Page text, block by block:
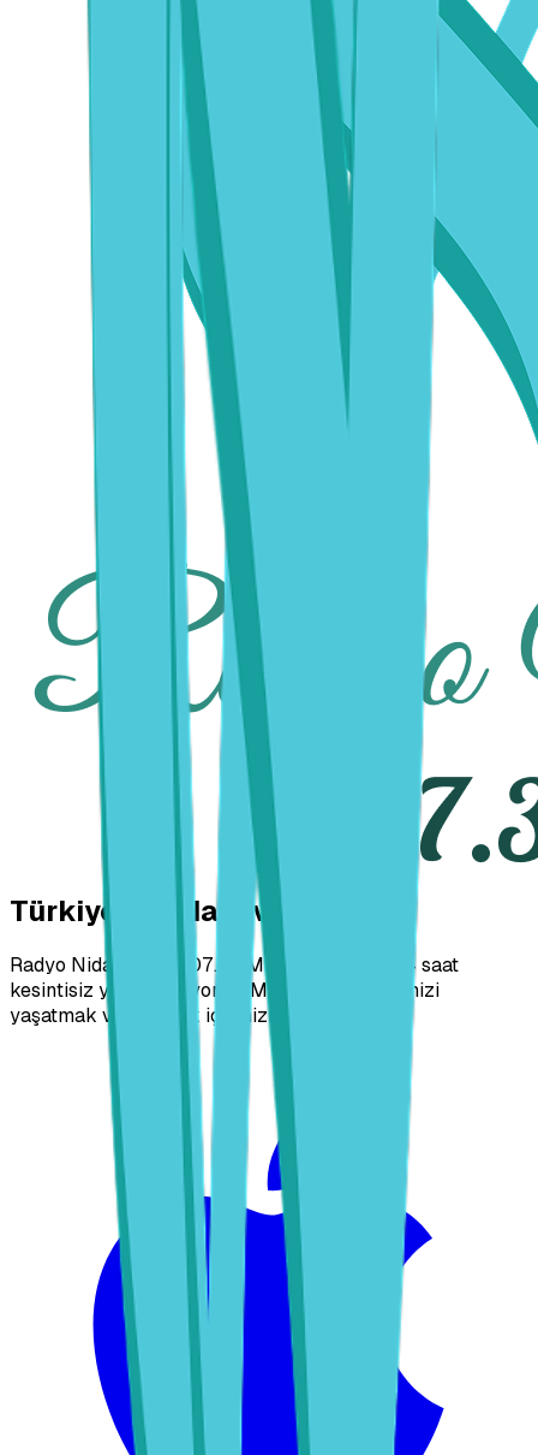
Türkiye'nin Manevi Sesi
Radyo Nida olarak 107.3 FM frekansından 24 saat
kesintisiz yayın yapıyoruz. Manevi değerlerimizi
yaşatmak ve yaymak için hizmetinizdeyiz.